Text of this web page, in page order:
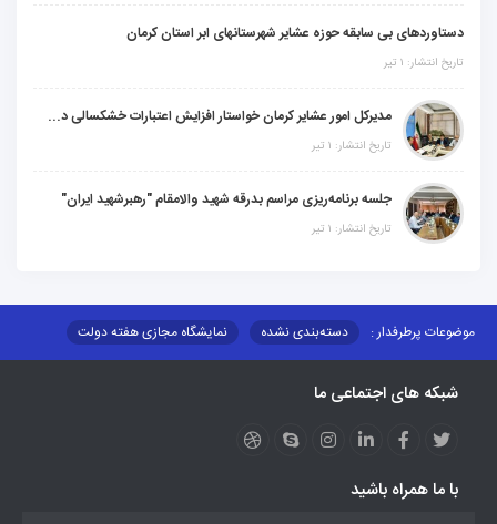
دستاوردهای بی سابقه حوزه عشایر شهرستانهای ابر استان کرمان
تاریخ انتشار: ۱ تیر
مدیرکل امور عشایر کرمان خواستار افزایش اعتبارات خشکسالی در سال جدید شد
تاریخ انتشار: ۱ تیر
جلسه برنامه‌ریزی مراسم بدرقه شهید والامقام "رهبرشهید ایران"
تاریخ انتشار: ۱ تیر
موضوعات پرطرفدار : دسته‌بندی نشده
نمایشگاه مجازی هفته دولت
مزایدات و مناقصات
محتوای کانون توسعه
عملکردها
عشایر استان
طرح و برنامه
روند ساماندهی عشایر داوطلب اسکان
شبکه های اجتماعی ما
با ما همراه باشید